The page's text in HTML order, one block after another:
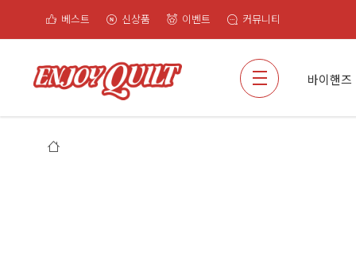
베스트 신상품 이벤트 커뮤니티
바이핸즈